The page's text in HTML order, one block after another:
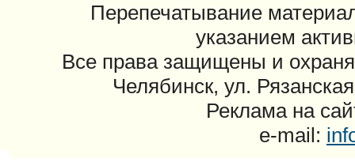
Перепечатывание
указанием
Все права защищены и
Челябинск, ул.
Реклама на
e-mail: